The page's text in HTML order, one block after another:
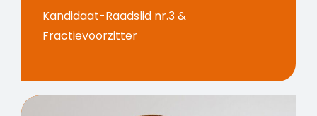
Kandidaat-Raadslid nr.3 &
Fractievoorzitter